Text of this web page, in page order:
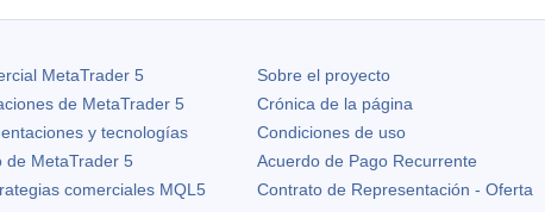
MetaTrader 5
de MetaTrader 5
y tecnologías
de MetaTrader 5
comerciales MQL5
Sobre el proyecto
Crónica de la página
Condiciones de uso
Acuerdo de Pago Recurrente
Contrato de Representación - Oferta